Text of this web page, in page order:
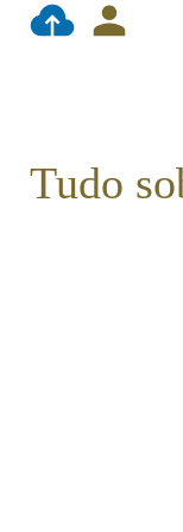
Tudo